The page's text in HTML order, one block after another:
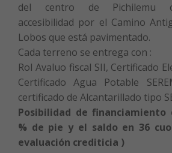
del centro de Pichilemu
accesibilidad por el Camino
Lobos que está pavimentado.
Cada terreno se entrega con :
Rol Avaluo fiscal SII, Certificado
Certificado Agua Potable
certificado de Alcantarillado tipo
Posibilidad de financiamiento
% de pie y el saldo en 36
evaluación crediticia )